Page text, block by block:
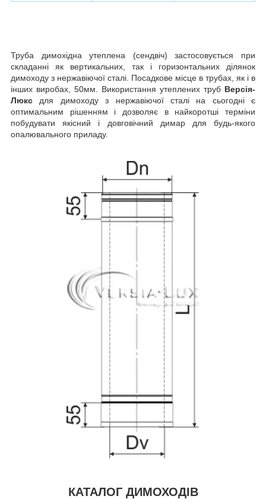
Труба димохідна утеплена (сендвіч) застосовується при
складанні як вертикальних, так і горизонтальних ділянок
димоходу з нержавіючої сталі. Посадкове місце в трубах, як і в
інших виробах, 50мм. Використання утеплених труб Версія-
Люкс для димоходу з нержавіючої сталі на сьогодні є
оптимальним рішенням і дозволяє в найкоротші терміни
побудувати якісний і довговічний димар для будь-якого
опалювального приладу.
КАТАЛОГ ДИМОХОДІВ